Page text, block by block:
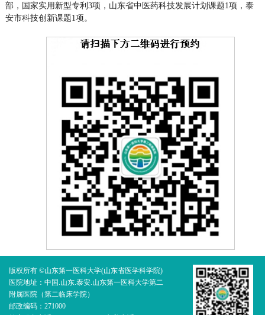
部，国家实用新型专利3项，山东省中医药科技发展计划课题1项，泰
安市科技创新课题1项。
版权所有 ©山东第一医科大学(山东省医学科学院)
医院地址：中国.山东.泰安.山东第一医科大学第二
附属医院（第二临床学院）
邮政编码：271000